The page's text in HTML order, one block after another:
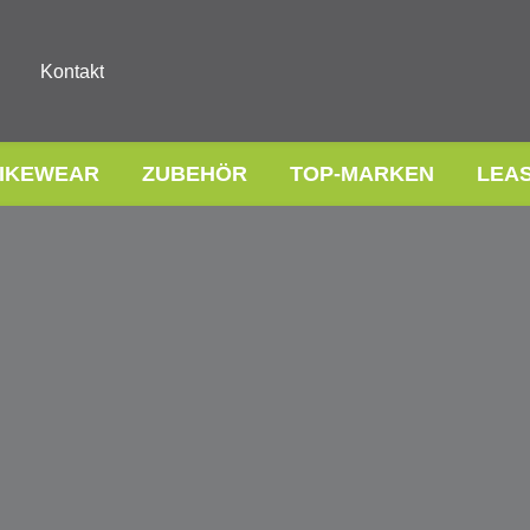
Kontakt
ZUBEHÖR TOP-MARKEN